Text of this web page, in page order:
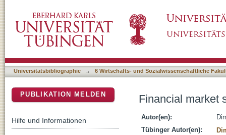
Universitätsbibliographie → 6 Wirtschafts- und Sozialwissenschaftliche
Financial market
Autor(en):
Tübinger Autor(en):
PUBLIKATION MELDEN
Hilfe und Informationen